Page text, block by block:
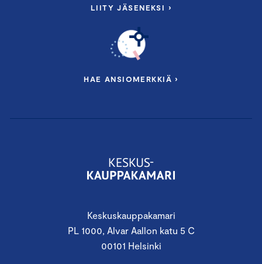
Keskuskauppakamari
PL 1000, Alvar Aallon katu 5 C
00101 Helsinki
LIITY JÄSENEKSI ›
HAE ANSIOMERKKIÄ ›